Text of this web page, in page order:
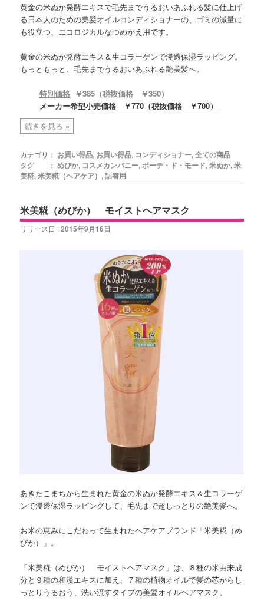
黄金の米ぬか発酵エキスで毛先までうるおいあふれる髪に仕上げ
る日本人のための美髪オイルコンディショナーの、ゴミの減量に
も役立つ、エコロジカルなつめかえ用です。
黄金の米ぬか発酵エキス＆生コラーゲンで浸透保湿ラッピング。
もっともっと、毛先までうるおいあふれる艶美髪へ。
特別価格￥385（税抜価格 ￥350）
メーカー希望小売価格 ￥770（税抜価格 ￥700）
続きを見る »
カテゴリ： お買い得品, お買い得品, コンディショナー,全ての商品
タグ ： めびか, コスメカンパニー, ボーテ・ド・モード,米ぬか,米
美糀,米美糀（ヘアケア） ,詰替用
米美糀（めびか） モイストヘアマスク
リリース日 :2015年9月16日
あきたこまちから生まれた黄金の米ぬか発酵エキス＆生コラーゲ
ンで浸透保湿ラッピングして、毛先まで超しっとりの艶美髪へ。
お米の恵みにこだわって生まれたヘアケアブランド「米美糀（め
びか）」。
「米美糀（めびか） モイストヘアマスク」は、８種の米由来成
分と９種の和漢エキスに加え、７種の植物オイルで髪の芯からし
っとりうるおう、洗い流すタイプの美髪オイルヘアマスク。